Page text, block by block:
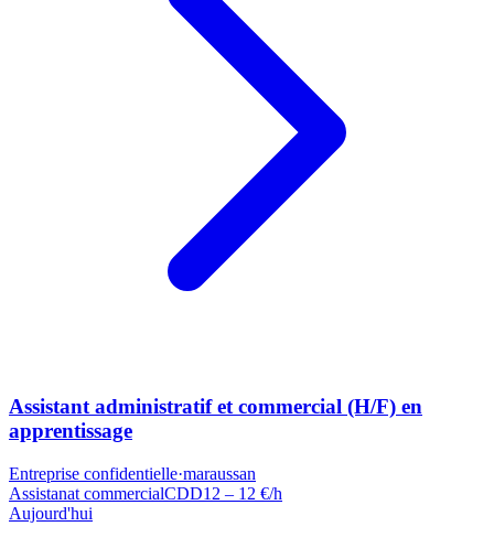
Assistant administratif et commercial (H/F) en
apprentissage
Entreprise confidentielle·maraussan
Assistanat commercialCDD12 – 12 €/h
Aujourd'hui